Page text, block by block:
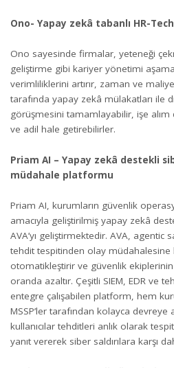
Ono- Yapay zekâ tabanlı HR-
Ono sayesinde firmalar, yeteneği
geliştirme gibi kariyer yönetimi
verimliliklerini artırır, zaman ve
tarafında yapay zekâ mülakatları ile
görüşmesini tamamlayabilir, işe alım
ve adil hale getirebilirler.
Priam AI – Yapay zekâ destekli
müdahale platformu
Priam AI, kurumların güvenlik
amacıyla geliştirilmiş yapay zekâ
AVA’yı geliştirmektedir. AVA, agentic
tehdit tespitinden olay müdahalesine
otomatikleştirir ve güvenlik
oranda azaltır. Çeşitli SIEM, EDR ve
entegre çalışabilen platform, hem
MSSP’ler tarafından kolayca devreye
kullanıcılar tehditleri anlık olarak
yanıt vererek siber saldırılara karşı